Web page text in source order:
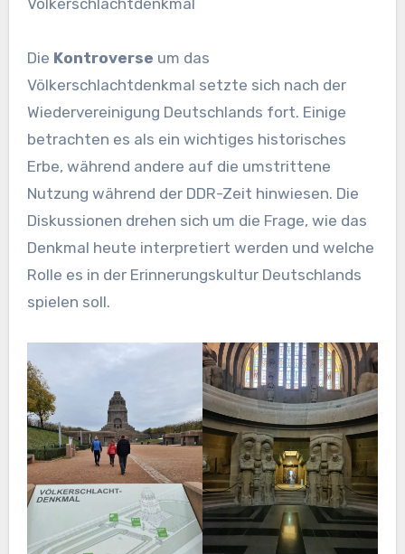
Völkerschlachtdenkmal
Die Kontroverse um das
Völkerschlachtdenkmal setzte sich nach der
Wiedervereinigung Deutschlands fort. Einige
betrachten es als ein wichtiges historisches
Erbe, während andere auf die umstrittene
Nutzung während der DDR-Zeit hinwiesen. Die
Diskussionen drehen sich um die Frage, wie das
Denkmal heute interpretiert werden und welche
Rolle es in der Erinnerungskultur Deutschlands
spielen soll.